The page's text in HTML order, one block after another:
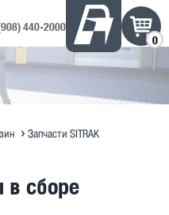
440-2000
0
Запчасти SITRAK
сборе